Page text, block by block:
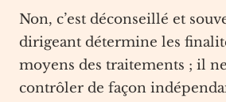
Non, c’est déconseillé et
dirigeant détermine les
moyens des traitements ; il
contrôler de façon